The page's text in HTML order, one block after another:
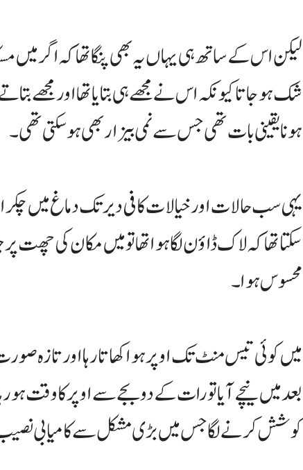
لیکن اس کے ساتھ ہی یہاں یہ بھی پنگا تھا کہ اگر میں
شک ہو جاتا کیونکہ اس نے مجھے ہی بتایا تھا اور مجھے
ہونا یقینی بات تھی جس سے نمی بیزار بھی ہو سکتی تھی۔
یہی سب حالات اور خیالات کافی دیر تک دماغ میں
سکتا تھا کہ لاک ڈاؤن لگا ہوا تھا تو میں مکان کی چھت
محسوس ہوا۔
میں کوئی تیس منٹ تک اوپر ہوا کھاتا رہا اور تازہ
بعد میں نیچے آیا تو رات کے دو بجے سے اوپر کا وقت ہو
کوشش کرنے لگا جس میں بڑی مشکل سے کامیابی